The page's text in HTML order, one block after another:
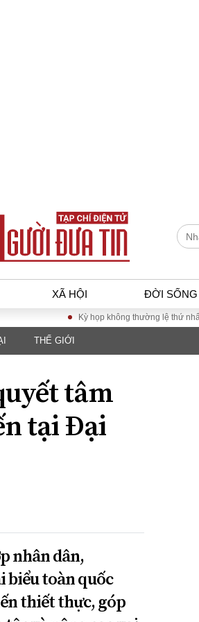
XÃ HỘI ĐỜI SỐNG
KINH TẾ
Tài chính - Ngân
hàng
Kinh tế vĩ mô
Hồ sơ doanh
Kỳ họp không thường lệ thứ nhất, Quốc
THẾ GIỚI
tâm
tại Đại
nhân dân,
biểu toàn quốc
thiết thực, góp